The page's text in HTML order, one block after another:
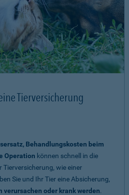
Tierversicherung
Behandlungskosten beim
Operation können schnell in die
Tierversicherung, wie einer
Sie und Ihr Tier eine Absicherung,
verursachen oder krank werden.